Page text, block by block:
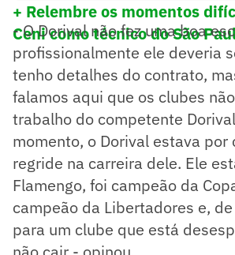
+ Relembre os momentos
Ceni como técnico do São
- O Dorival não fez uma boa
profissionalmente ele deveria
tenho detalhes do contrato,
falamos aqui que os clubes
trabalho do competente
momento, o Dorival estava por
regride na carreira dele. Ele
Flamengo, foi campeão da
campeão da Libertadores e,
para um clube que está